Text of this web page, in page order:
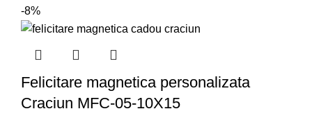
-8%
Felicitare magnetica personalizata
Craciun MFC-05-10X15